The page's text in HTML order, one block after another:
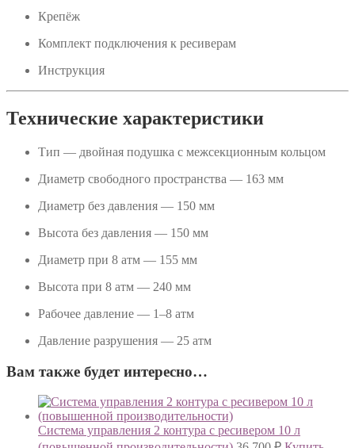
Крепёж
Комплект подключения к ресиверам
Инструкция
Технические характеристики
Тип — двойная подушка с межсекционным кольцом
Диаметр свободного пространства — 163 мм
Диаметр без давления — 150 мм
Высота без давления — 150 мм
Диаметр при 8 атм — 155 мм
Высота при 8 атм — 240 мм
Рабочее давление — 1–8 атм
Давление разрушения — 25 атм
Вам также будет интересно…
Система управления 2 контура с ресивером 10 л